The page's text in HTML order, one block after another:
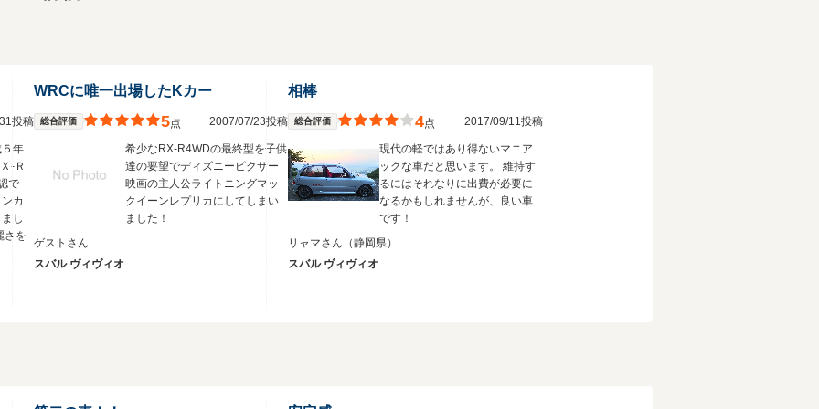
投稿
年
-Ｒ
で
カ
し
さを
WRCに唯一出場したKカー
総合評価 5点 2007/07/23投稿
希少なRX-R4WDの最終型を子供
達の要望でディズニーピクサー
映画の主人公ライトニングマッ
クイーンレプリカにしてしまい
ました！
ゲストさん
スバル ヴィヴィオ
相棒
総合評価 4点 2017/09/11投稿
現代の軽ではあり得ないマニア
ックな車だと思います。 維持す
るにはそれなりに出費が必要に
なるかもしれませんが、良い車
です！
リャマさん （静岡県）
スバル ヴィヴィオ